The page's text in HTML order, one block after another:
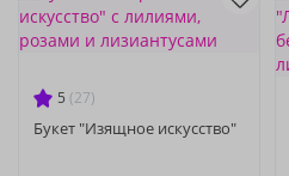
5 (27)
Букет "Изящное искусство"